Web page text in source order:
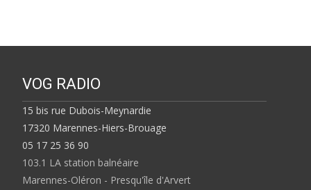
VOG RADIO
15 bis rue Dubois-Meynardie
17320 Marennes-Hiers-Brouage
05 17 25 36 90
103.1 LA station balnéaire
Marennes-Oléron - Presqu'île d'Arvert